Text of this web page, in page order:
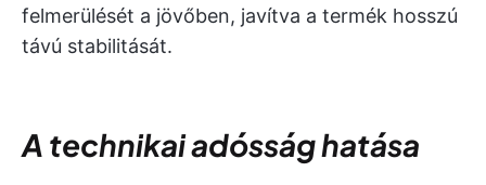
felmerülését a jövőben, javítva a termék hosszú
távú stabilitását.
A technikai adósság hatása